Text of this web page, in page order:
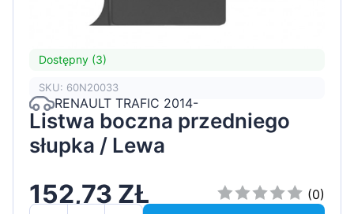
Dostępny (3)
SKU: 60N20033
RENAULT TRAFIC 2014-
Listwa boczna przedniego
słupka / Lewa
152,73 ZŁ
(0)